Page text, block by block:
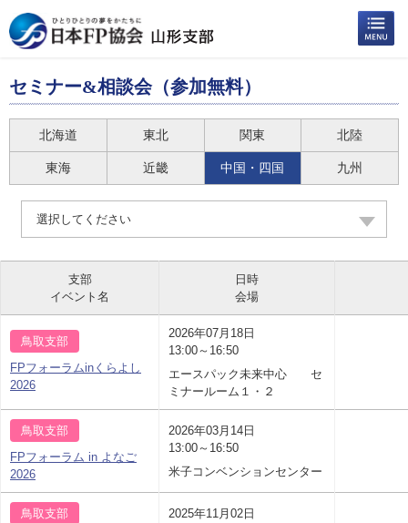
セミナー&相談会（参加無料）
北海道 東北 関東 北陸
東海 近畿 中国・四国 九州
選択してください
支部
イベント名
日時
会場
鳥取支部
FPフォーラムinくらよし
2026
2026年07月18日
13:00～16:50
エースパック未来中心 セ
ミナールーム１・２
鳥取支部
FPフォーラム in よなご
2026
2026年03月14日
13:00～16:50
米子コンベンションセンター
鳥取支部
2025年11月02日